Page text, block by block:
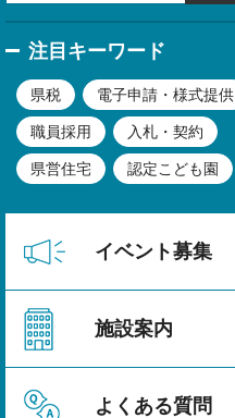
注目キーワード
県税 電子申請・様式提供
職員採用 入札・契約
県営住宅 認定こども園
イベント募集
施設案内
よくある質問